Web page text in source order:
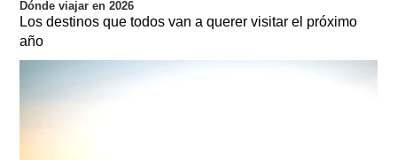
Dónde viajar en 2026
Los destinos que todos van a querer visitar el próximo
año